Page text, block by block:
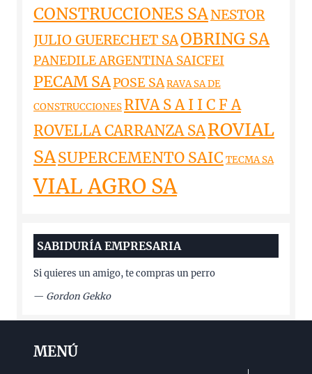
CONSTRUCCIONES SANESTOR
JULIO GUERECHET SAOBRING SA
PANEDILE ARGENTINA SAICFEI
PECAM SAPOSE SARAVA SA DE
CONSTRUCCIONES RIVA S A I I C F A
ROVELLA CARRANZA SAROVIAL
SASUPERCEMENTO SAIC TECMA SA
VIAL AGRO SA
SABIDURÍA EMPRESARIA
Si quieres un amigo, te compras un perro
— Gordon Gekko
MENÚ